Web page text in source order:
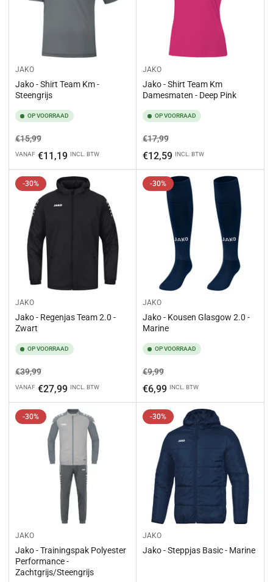
JAKO
Jako - Shirt Team Km -
Steengrijs
OP VOORRAAD
Normale
prijs
€15,99Aanbiedingsprijs
VANAF €11,19 INCL. BTW
JAKO
Jako - Shirt Team Km
Damesmaten - Deep Pink
OP VOORRAAD
Normale
prijs
€17,99Aanbiedingsprijs
€12,59 INCL. BTW
-30%
JAKO
Jako - Regenjas Team 2.0 -
Zwart
OP VOORRAAD
Normale
prijs
€39,99Aanbiedingsprijs
VANAF €27,99 INCL. BTW
-30%
JAKO
Jako - Kousen Glasgow 2.0 -
Marine
OP VOORRAAD
Normale
prijs
€9,99Aanbiedingsprijs
€6,99 INCL. BTW
-30%
JAKO
Jako - Trainingspak Polyester
Performance -
Zachtgrijs/Steengrijs
-30%
JAKO
Jako - Steppjas Basic - Marine